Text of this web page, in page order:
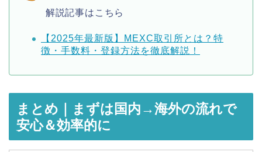
解説記事はこちら
【2025年最新版】MEXC取引所とは？特
徴・手数料・登録方法を徹底解説！
まとめ｜まずは国内→海外の流れで
安心＆効率的に